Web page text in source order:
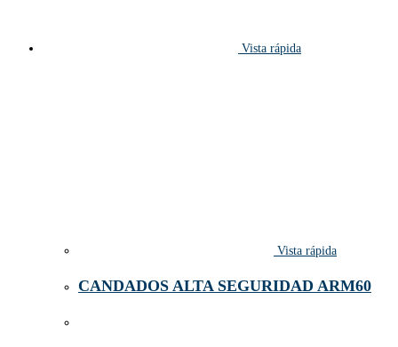
Vista rápida
Vista rápida
CANDADOS ALTA SEGURIDAD ARM60